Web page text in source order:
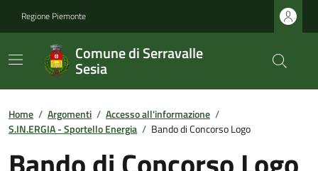
Regione Piemonte
Comune di Serravalle
Sesia
Home / Argomenti / Accesso all'informazione /
S.IN.ERGIA - Sportello Energia / Bando di Concorso Logo